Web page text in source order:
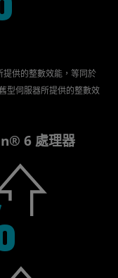
供的整數效能，等同於
型伺服器所提供的整數效
6 處理器